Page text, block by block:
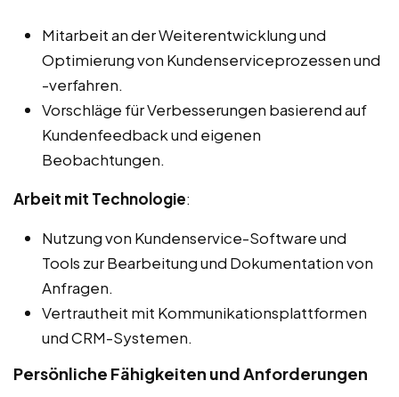
Mitarbeit an der Weiterentwicklung und
Optimierung von Kundenserviceprozessen und
-verfahren.
Vorschläge für Verbesserungen basierend auf
Kundenfeedback und eigenen
Beobachtungen.
Arbeit mit Technologie:
Nutzung von Kundenservice-Software und
Tools zur Bearbeitung und Dokumentation von
Anfragen.
Vertrautheit mit Kommunikationsplattformen
und CRM-Systemen.
Persönliche Fähigkeiten und Anforderungen